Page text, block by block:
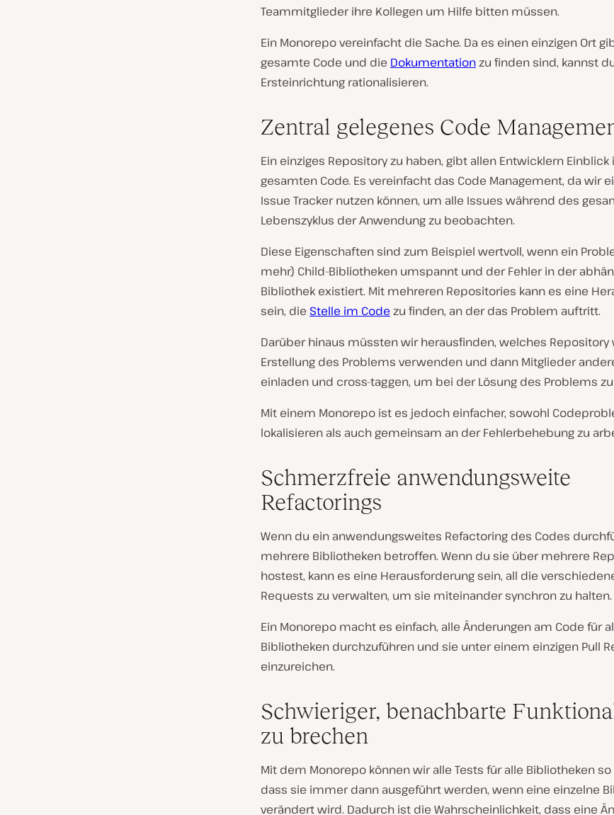
Teammitglieder ihre Kollegen um Hilfe bitten müssen.
Ein Monorepo vereinfacht die Sache. Da es einen einzigen Ort
gesamte Code und die Dokumentationzu finden sind, kannst
Ersteinrichtung rationalisieren.
Zentral gelegenes Code
Ein einziges Repository zu haben, gibt allen Entwicklern Einblick
gesamten Code. Es vereinfacht das Code Management, da wir
Issue Tracker nutzen können, um alle Issues während des
Lebenszyklus der Anwendung zu beobachten.
Diese Eigenschaften sind zum Beispiel wertvoll, wenn ein
mehr) Child-Bibliotheken umspannt und der Fehler in der
Bibliothek existiert. Mit mehreren Repositories kann es eine
sein, die Stelle im Code zu finden, an der das Problem auftritt.
Darüber hinaus müssten wir herausfinden, welches Repository
Erstellung des Problems verwenden und dann Mitglieder
einladen und cross-taggen, um bei der Lösung des Problems
Mit einem Monorepo ist es jedoch einfacher, sowohl
lokalisieren als auch gemeinsam an der Fehlerbehebung zu
Schmerzfreie anwendungsweite
Refactorings
Wenn du ein anwendungsweites Refactoring des Codes
mehrere Bibliotheken betroffen. Wenn du sie über mehrere
hostest, kann es eine Herausforderung sein, all die
Requests zu verwalten, um sie miteinander synchron zu halten.
Ein Monorepo macht es einfach, alle Änderungen am Code für
Bibliotheken durchzuführen und sie unter einem einzigen Pull
einzureichen.
Schwieriger, benachbarte
zu brechen
Mit dem Monorepo können wir alle Tests für alle Bibliotheken
dass sie immer dann ausgeführt werden, wenn eine einzelne
verändert wird. Dadurch ist die Wahrscheinlichkeit, dass eine